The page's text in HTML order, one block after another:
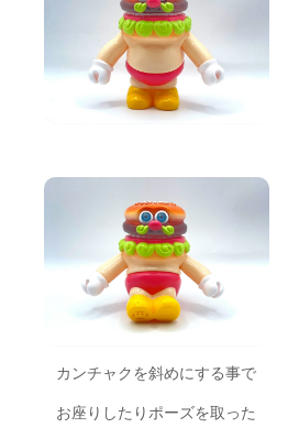
カンチャクを斜めにする事で
お座りしたりポーズを取った